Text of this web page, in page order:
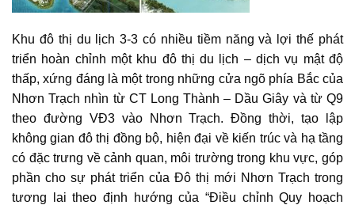
Khu đô thị du lịch 3-3 có nhiều tiềm năng và lợi thế phát
triển hoàn chỉnh một khu đô thị du lịch – dịch vụ mật độ
thấp, xứng đáng là một trong những cửa ngõ phía Bắc của
Nhơn Trạch nhìn từ CT Long Thành – Dầu Giây và từ Q9
theo đường VĐ3 vào Nhơn Trạch. Đồng thời, tạo lập
không gian đô thị đồng bộ, hiện đại về kiến trúc và hạ tầng
có đặc trưng về cảnh quan, môi trường trong khu vực, góp
phần cho sự phát triển của Đô thị mới Nhơn Trạch trong
tương lai theo định hướng của “Điều chỉnh Quy hoạch